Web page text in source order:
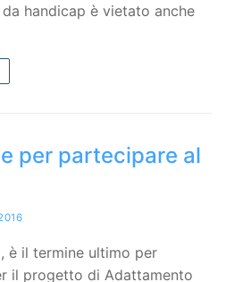
handicap è vietato anche
per partecipare al
è il termine ultimo per
il progetto di Adattamento